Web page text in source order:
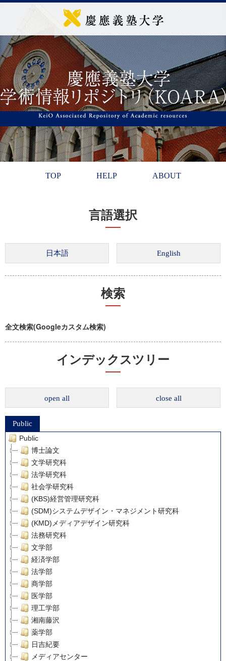
TOP HELP ABOUT
言語選択
検索
全文検索(Googleカスタム検索)
インデックスツリー
open all close all
Public
Public
博士論文
文学研究科
法学研究科
社会学研究科
(KBS)経営管理研究科
(SDM)システムデザイン・マネジメント研究科
(KMD)メディアデザイン研究科
法務研究科
文学部
経済学部
法学部
商学部
医学部
理工学部
湘南藤沢
薬学部
日吉紀要
メディアセンター